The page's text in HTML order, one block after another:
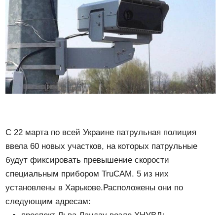
С 22 марта по всей Украине патрульная полиция
ввела 60 новых участков, на которых патрульные
будут фиксировать превышение скорости
специальным прибором TruCAM. 5 из них
установлены в Харькове.Расположены они по
следующим адресам: